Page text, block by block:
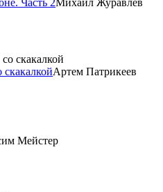
Часть 2Михаил Журавлев
Артем Патрикеев
Мейстер